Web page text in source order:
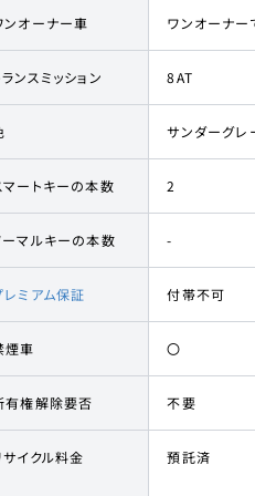
ンオーナー車 ワンオーナー
ランスミッション 8AT
サンダーグレ
マートキーの本数 2
ーマルキーの本数 -
レミアム保証 付帯不可
煙車 〇
有権解除要否 不要
サイクル料金 預託済